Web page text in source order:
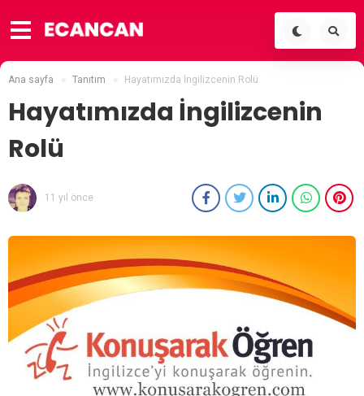
Ana sayfa Tanıtım Hayatımızda İngilizcenin Rolü
Hayatımızda İngilizcenin
Rolü
11 yıl önce